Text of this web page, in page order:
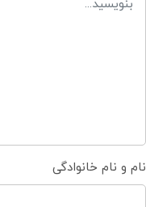
نام و نام خانوادگی